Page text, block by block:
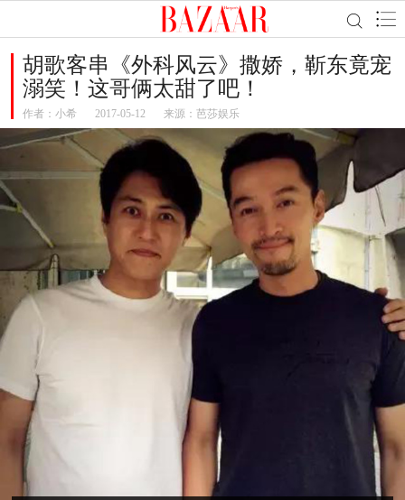
胡歌客串《外科风云》撒娇，靳东竟宠
溺笑！这哥俩太甜了吧！
作者： 小希 2017-05-12 来源：芭莎娱乐